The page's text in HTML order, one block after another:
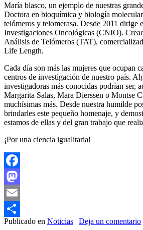
María blasco, un ejemplo de nuestras
Doctora en bioquímica y biología
telómeros y telomerasa. Desde 2011 dirige
Investigaciones Oncológicas (CNIO).
Análisis de Telómeros (TAT),
Life Length.
Cada día son más las mujeres que ocupan
centros de investigación de nuestro país.
investigadoras más conocidas podrían ser,
Margarita Salas, Mara Dierssen o Montse
muchísimas más. Desde nuestra humilde
brindarles este pequeño homenaje, y
estamos de ellas y del gran trabajo que
¡Por una ciencia igualitaria!
Facebook
Mastodon
Email
Compartir
Publicado en Noticias | Deja un comentario